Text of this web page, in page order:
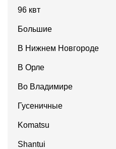
96 квт
Большие
В Нижнем Новгороде
В Орле
Во Владимире
Гусеничные
Komatsu
Shantui